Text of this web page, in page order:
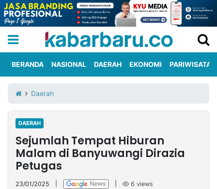
Iklan
Berita
Kami
Nasional
International
Olahraga
Entertainment
Daerah
Pariwisata
Kuliner
Kolom
Network
BERANDA NASIONAL DAERAH EKONOMI PARIWISATA
Daerah
DAERAH
Sejumlah Tempat Hiburan
Malam di Banyuwangi Dirazia
Petugas
23/01/2025 6 views